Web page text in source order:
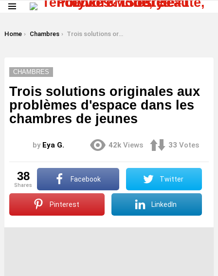
You are here:
Home Chambres Trois solutions originales aux problèmes d'espace dans les chambres de jeunes
CHAMBRES
Trois solutions originales aux
problèmes d'espace dans les
chambres de jeunes
by Eya G. 42k Views 33 Votes
38
shares
Facebook Twitter
Pinterest LinkedIn